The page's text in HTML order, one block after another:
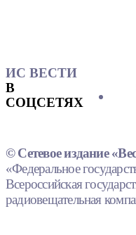
ИС ВЕСТИ
В
СОЦСЕТЯХ
© Сетевое издание
«Федеральное
Всероссийская
радиовещательная